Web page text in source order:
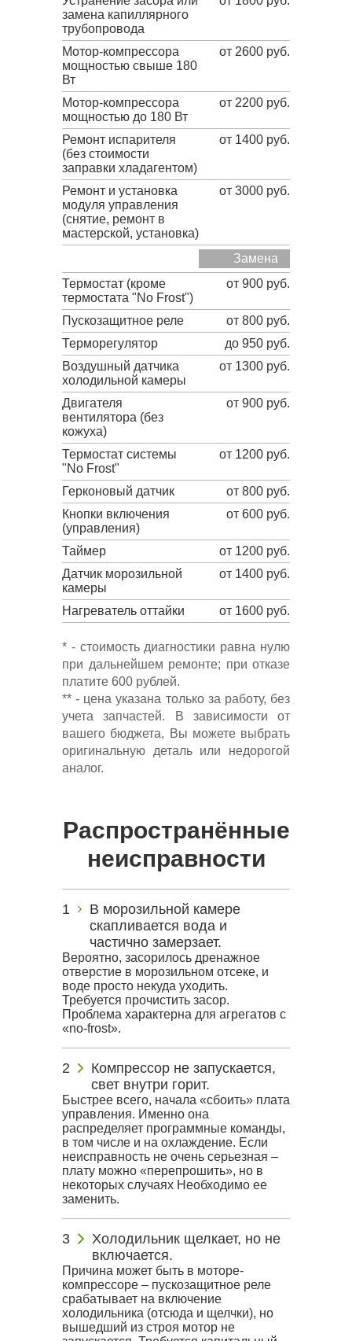
замена капиллярного
трубопровода
Мотор-компрессора
мощностью свыше 180
Вт
от 2600 руб.
Мотор-компрессора
мощностью до 180 Вт
от 2200 руб.
Ремонт испарителя
(без стоимости
заправки хладагентом)
от 1400 руб.
Ремонт и установка
модуля управления
(снятие, ремонт в
мастерской, установка)
от 3000 руб.
Замена
Термостат (кроме
термостата "No Frost")
от 900 руб.
Пускозащитное реле
от 800 руб.
Терморегулятор
до 950 руб.
Воздушный датчика
холодильной камеры
от 1300 руб.
Двигателя
вентилятора (без
кожуха)
от 900 руб.
Термостат системы
"No Frost"
от 1200 руб.
Герконовый датчик
от 800 руб.
Кнопки включения
(управления)
от 600 руб.
Таймер
от 1200 руб.
Датчик морозильной
камеры
от 1400 руб.
Нагреватель оттайки от 1600 руб.
* - стоимость диагностики равна нулю
при дальнейшем ремонте; при отказе
платите 600 рублей.
** - цена указана только за работу, без
учета запчастей. В зависимости от
вашего бюджета, Вы можете выбрать
оригинальную деталь или недорогой
аналог.
Распространённые
неисправности
В морозильной камере
скапливается вода и
частично замерзает.
Вероятно, засорилось дренажное
отверстие в морозильном отсеке, и
воде просто некуда уходить.
Требуется прочистить засор.
Проблема характерна для агрегатов с
«no-frost».
Компрессор не запускается,
свет внутри горит.
Быстрее всего, начала «сбоить» плата
управления. Именно она
распределяет программные команды,
в том числе и на охлаждение. Если
неисправность не очень серьезная –
плату можно «перепрошить», но в
некоторых случаях Необходимо ее
заменить.
Холодильник щелкает, но не
включается.
Причина может быть в моторе-
компрессоре – пускозащитное реле
срабатывает на включение
холодильника (отсюда и щелчки), но
вышедший из строя мотор не